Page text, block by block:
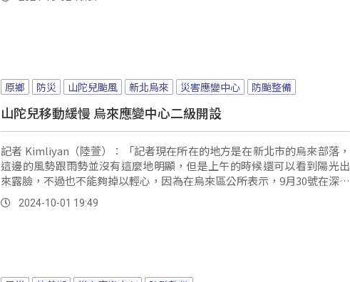
原鄉 防災 山陀兒颱風 新北烏來 災害應變中心 防颱整備
山陀兒移動緩慢 烏來應變中心二級開設
記者 Kimliyan（陸萱）：「記者現在所在的地方是在新北市的烏來部落，
這邊的風勢跟雨勢並沒有這麼地明顯，但是上午的時候還可以看到陽光出
來露臉，不過也不能夠掉以輕心，因為在烏來區公所表示，9月30號在深山
的福山（德拉楠）部落雨勢風勢有比較明顯，因此是造成路樹倒塌導致停
電的狀況，不過目前狀況都已經排除了，在1號的中午烏來區公所的災害應
2024-10-01 19:49